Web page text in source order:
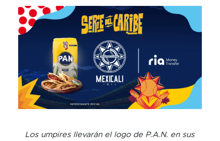
Los umpires llevarán el logo de P.A.N. en sus